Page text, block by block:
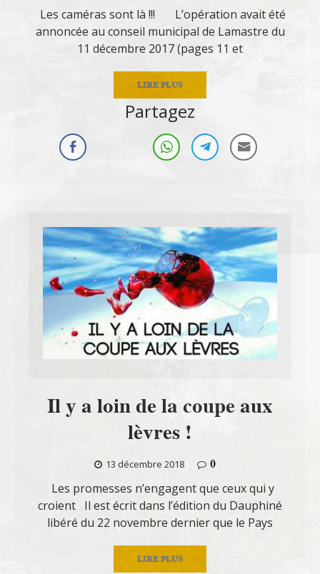
Les caméras sont là !!! L’opération avait été
annoncée au conseil municipal de Lamastre du
11 décembre 2017 (pages 11 et
LIRE PLUS
Partagez
Il y a loin de la coupe aux
lèvres !
13 décembre 2018
0
Les promesses n’engagent que ceux qui y
croient Il est écrit dans l’édition du Dauphiné
libéré du 22 novembre dernier que le Pays
LIRE PLUS